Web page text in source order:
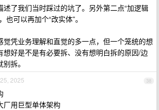
述了我们当时踩过的坑了。另外第二点“加逻辑
也可以再加个“改实体”。
觉凭业务理解和直觉的多一点，但一个笼统的想
想好是不是有必要拆、没有想明白拆的原因/边
拆。
38
2025
厂用巨型单体架构